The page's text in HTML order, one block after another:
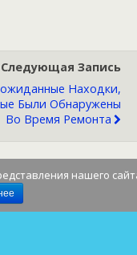
Следующая Запись
Находки,
Были Обнаружены
Во Время Ремонта
нашего